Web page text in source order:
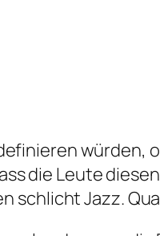
würden,
die Leute
schlicht Jazz.